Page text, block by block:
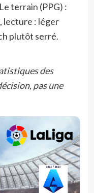
terrain (PPG) :
lecture : léger
plutôt serré.
des
pas une